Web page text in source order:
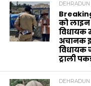
को
विधायक
अचानक
विधायक
ट्राली